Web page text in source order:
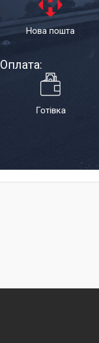
Нова пошта
Оплата:
Готівка